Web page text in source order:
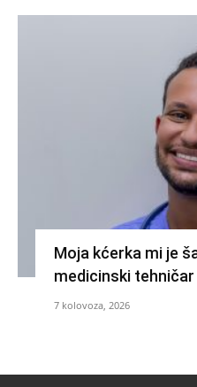
Moja kćerka mi je
medicinski
7 kolovoza, 2026